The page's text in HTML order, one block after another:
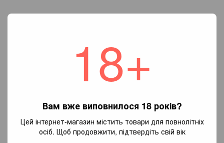
18+
Вам вже виповнилося 18 років?
Цей інтернет-магазин містить товари для повнолітніх
осіб. Щоб продовжити, підтвердіть свій вік
Написати відгук